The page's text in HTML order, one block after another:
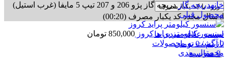
ورود با کد یکبارمصرف
ارسال مجدد کد یکبار مصرف (00:
20
)
لیست علاقه مندی ها
0 آیتم /
0 تومان
0 مقایسه
خانهدریچه گاز دریچه گاز پژو 206 و 207 تیپ 5 مایفا (غرب استیل)
محصول قبلی
سنسور کیلومتر پراید کروز 850,000 تومان
بازگشت به محصولات
محصول بعدی